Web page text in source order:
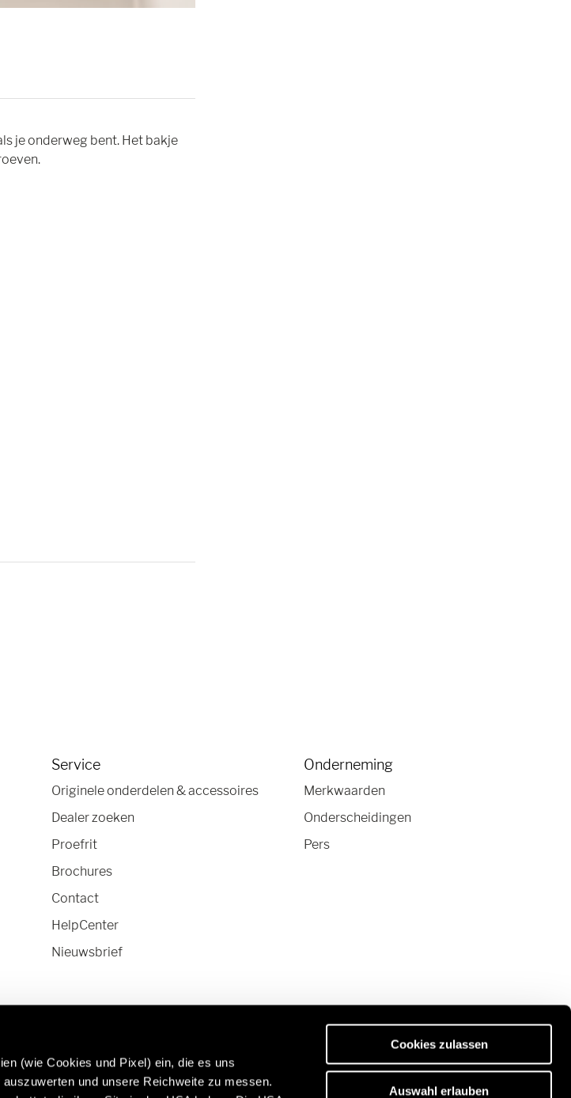
(wie Cookies und Pixel) ein, die es uns
und unsere Reichweite zu messen.
Cookies zulassen
Auswahl erlauben
je onderweg bent. Het bakje
Service
Originele onderdelen & accessoires
Dealer zoeken
Proefrit
Brochures
Contact
HelpCenter
Nieuwsbrief
Onderneming
Merkwaarden
Onderscheidingen
Pers